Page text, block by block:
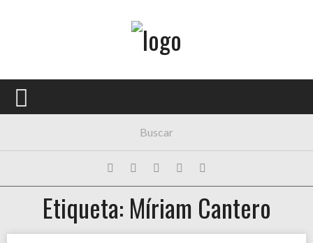
PORTADA
FESTIVALES
EXPOSICIONES
HISTORIAS
Etiqueta: Míriam Cantero